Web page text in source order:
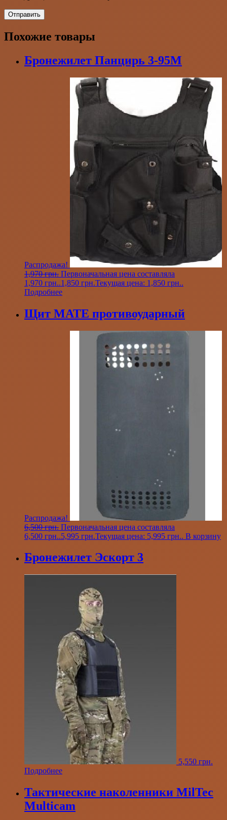
Похожие товары
Бронежилет Панцирь 3-95М
Распродажа!
1,970грн. Первоначальная цена составляла
1,970 грн..1,850 грн.Текущая цена: 1,850 грн..
Подробнее
Щит МАТЕ противоударный
Распродажа!
6,500грн. Первоначальная цена составляла
6,500 грн..5,995 грн.Текущая цена: 5,995 грн.. В корзину
Бронежилет Эскорт 3
5,550 грн.
Подробнее
Тактические наколенники MilTec
Multicam